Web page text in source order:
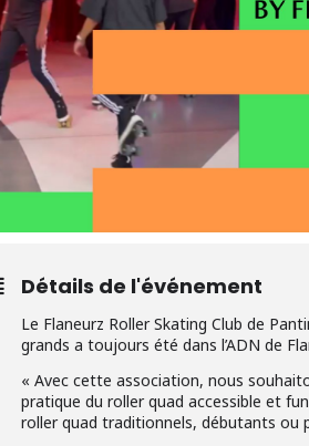
Détails de l'événement
Le Flaneurz Roller Skating Club de
grands a toujours été dans l’ADN de
« Avec cette association, nous
pratique du roller quad accessible et
roller quad traditionnels, débutants ou